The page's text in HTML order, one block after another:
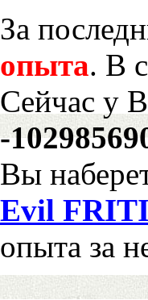
За
опыта. В
Сейчас у
-
Вы
Evil FRITI
опыта за